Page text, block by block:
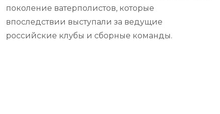
поколение ватерполистов, которые
впоследствии выступали за ведущие
российские клубы и сборные команды.